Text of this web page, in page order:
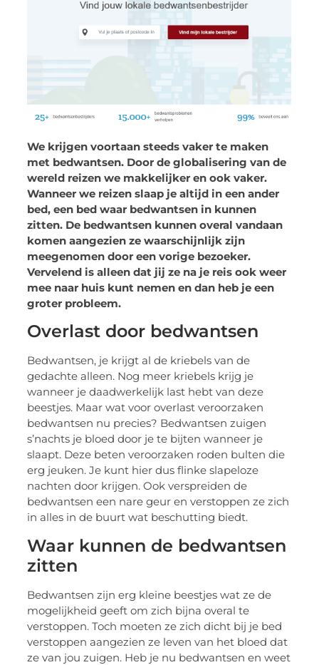
We krijgen voortaan steeds vaker te maken
met bedwantsen. Door de globalisering van de
wereld reizen we makkelijker en ook vaker.
Wanneer we reizen slaap je altijd in een ander
bed, een bed waar bedwantsen in kunnen
zitten. De bedwantsen kunnen overal vandaan
komen aangezien ze waarschijnlijk zijn
meegenomen door een vorige bezoeker.
Vervelend is alleen dat jij ze na je reis ook weer
mee naar huis kunt nemen en dan heb je een
groter probleem.
Overlast door bedwantsen
Bedwantsen, je krijgt al de kriebels van de
gedachte alleen. Nog meer kriebels krijg je
wanneer je daadwerkelijk last hebt van deze
beestjes. Maar wat voor overlast veroorzaken
bedwantsen nu precies? Bedwantsen zuigen
s’nachts je bloed door je te bijten wanneer je
slaapt. Deze beten veroorzaken roden bulten die
erg jeuken. Je kunt hier dus flinke slapeloze
nachten door krijgen. Ook verspreiden de
bedwantsen een nare geur en verstoppen ze zich
in alles in de buurt wat beschutting biedt.
Waar kunnen de bedwantsen
zitten
Bedwantsen zijn erg kleine beestjes wat ze de
mogelijkheid geeft om zich bijna overal te
verstoppen. Toch moeten ze zich dicht bij je bed
verstoppen aangezien ze leven van het bloed dat
ze van jou zuigen. Heb je nu bedwantsen en weet